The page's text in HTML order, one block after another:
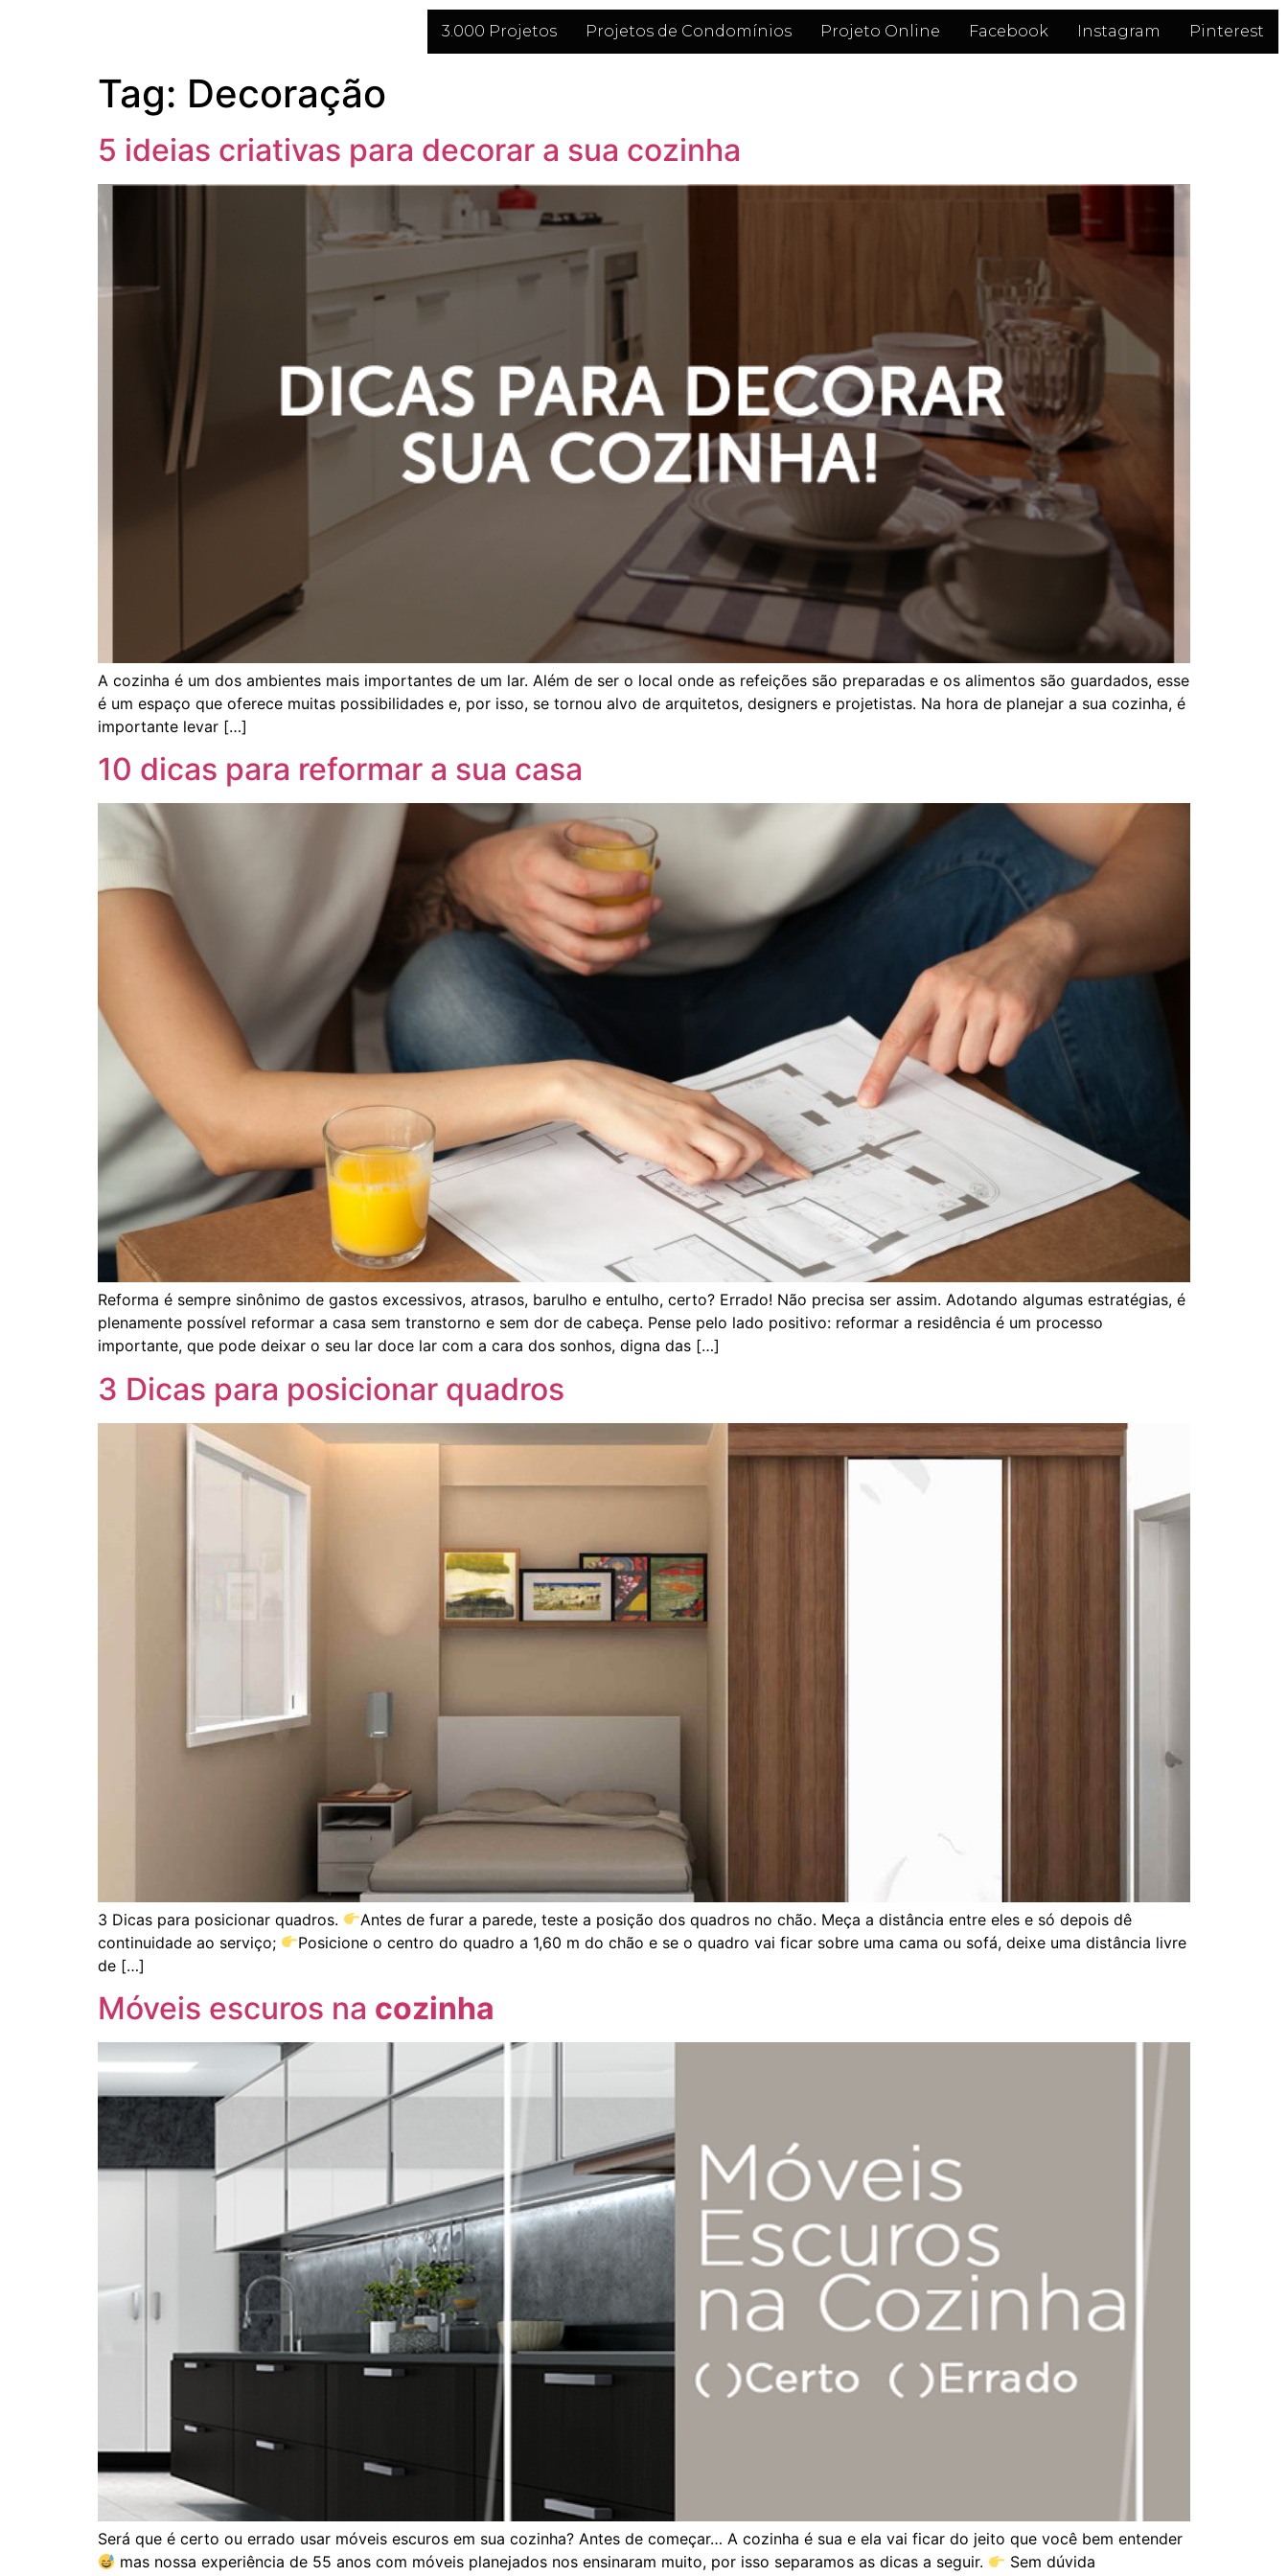
3.000 Projetos Projetos de Condomínios Projeto Online Facebook Instagram Pinterest
Tag: Decoração
5 ideias criativas para decorar a sua cozinha
A cozinha é um dos ambientes mais importantes de um lar. Além de ser o local onde as refeições são preparadas e os alimentos são guardados, esse
é um espaço que oferece muitas possibilidades e, por isso, se tornou alvo de arquitetos, designers e projetistas. Na hora de planejar a sua cozinha, é
importante levar […]
10 dicas para reformar a sua casa
Reforma é sempre sinônimo de gastos excessivos, atrasos, barulho e entulho, certo? Errado! Não precisa ser assim. Adotando algumas estratégias, é
plenamente possível reformar a casa sem transtorno e sem dor de cabeça. Pense pelo lado positivo: reformar a residência é um processo
importante, que pode deixar o seu lar doce lar com a cara dos sonhos, digna das […]
3 Dicas para posicionar quadros
3 Dicas para posicionar quadros.
Antes de furar a parede, teste a posição dos quadros no chão. Meça a distância entre eles e só depois dê
continuidade ao serviço;
Posicione o centro do quadro a 1,60 m do chão e se o quadro vai ficar sobre uma cama ou sofá, deixe uma distância livre
de […]
Móveis escuros na cozinha
Será que é certo ou errado usar móveis escuros em sua cozinha? Antes de começar… A cozinha é sua e ela vai ficar do jeito que você bem entender
mas nossa experiência de 55 anos com móveis planejados nos ensinaram muito, por isso separamos as dicas a seguir.
Sem dúvida